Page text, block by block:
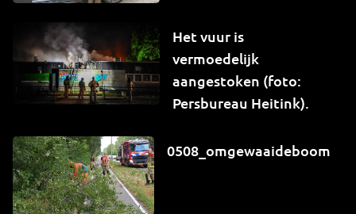
Het vuur is
vermoedelijk
aangestoken (foto:
Persbureau Heitink).
0508_omgewaaideboom